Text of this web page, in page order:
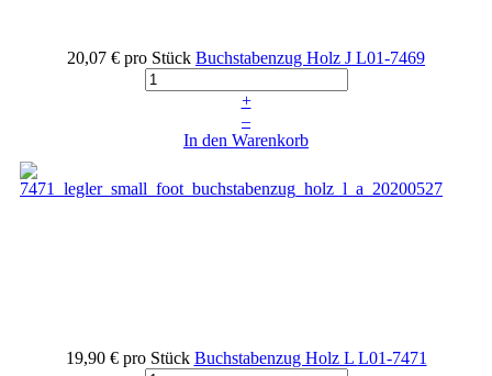
20,07 € pro Stück Buchstabenzug Holz J L01-7469
+
–
In den Warenkorb
19,90 € pro Stück Buchstabenzug Holz L L01-7471